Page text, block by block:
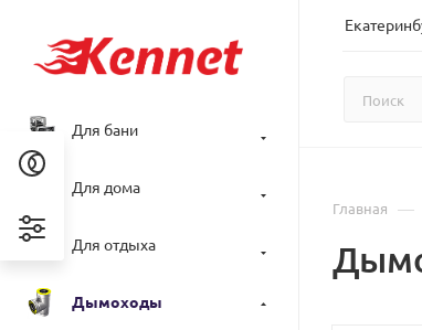
Для бани
Для дома
Для отдыха
Дымоходы
Главная —